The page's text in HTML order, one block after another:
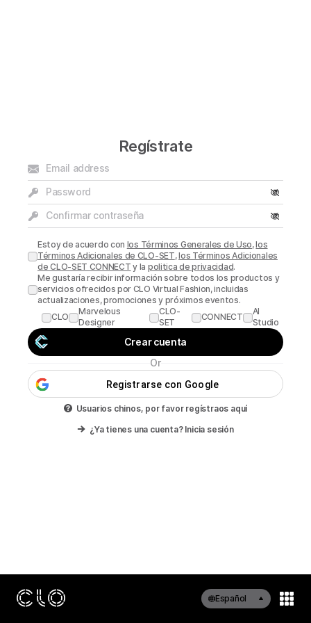
Regístrate
Estoy de acuerdo con los Términos Generales de Uso,los
Términos Adicionales de CLO-SET,los Términos Adicionales
de CLO-SET CONNECT y la politica de privacidad.
Me gustaría recibir información sobre todos los productos y
servicios ofrecidos por CLO Virtual Fashion, incluidas
actualizaciones, promociones y próximos eventos.
CLO
Marvelous
Designer
CLO-
SET
CONNECT
AI
Studio
Crear cuenta
Or
Registrarse con Google
Usuarios chinos, por favor regístraos aquí
¿Ya tienes una cuenta? Inicia sesión
Español